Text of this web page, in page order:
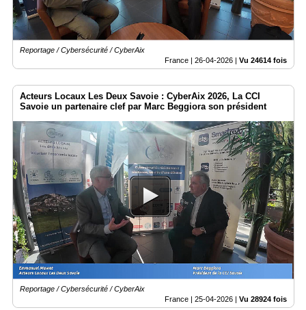
Reportage / Cybersécurité / CyberAix
France | 26-04-2026 | Vu 24614 fois
Acteurs Locaux Les Deux Savoie : CyberAix 2026, La CCI
Savoie un partenaire clef par Marc Beggiora son président
Reportage / Cybersécurité / CyberAix
France | 25-04-2026 Vu 28924 fois